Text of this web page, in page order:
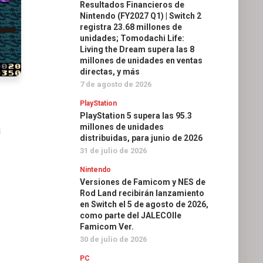
Resultados Financieros de
Nintendo (FY2027 Q1) | Switch 2
registra 23.68 millones de
unidades; Tomodachi Life:
Living the Dream supera las 8
millones de unidades en ventas
directas, y más
7 de agosto de 2026
PlayStation
PlayStation 5 supera las 95.3
millones de unidades
distribuidas, para junio de 2026
31 de julio de 2026
Nintendo
Versiones de Famicom y NES de
Rod Land recibirán lanzamiento
en Switch el 5 de agosto de 2026,
como parte del JALECOlle
Famicom Ver.
30 de julio de 2026
PC